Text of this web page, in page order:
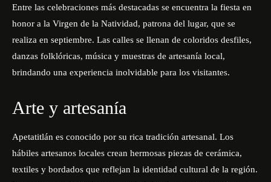
Entre las celebraciones más destacadas se encuentra la fiesta en
honor a la Virgen de la Natividad, patrona del lugar, que se
realiza en septiembre. Las calles se llenan de coloridos desfiles,
danzas folklóricas, música y muestras de artesanía local,
brindando una experiencia inolvidable para los visitantes.
Arte y artesanía
Apetatitlán es conocido por su rica tradición artesanal. Los
hábiles artesanos locales crean hermosas piezas de cerámica,
textiles y bordados que reflejan la identidad cultural de la región.